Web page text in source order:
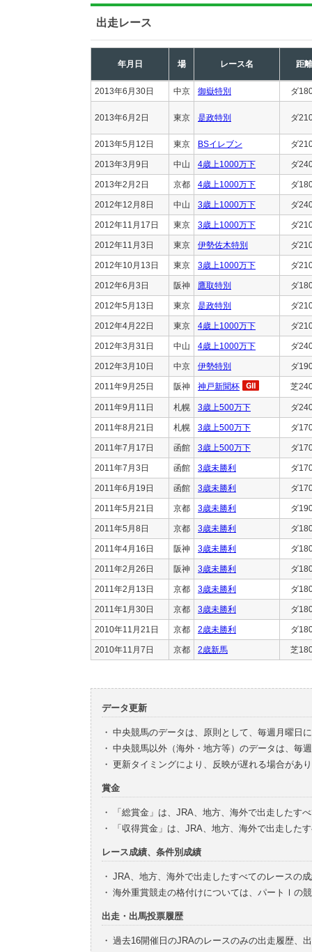
出走レース
年月日 場 レース名 距離
2013年6月30日 中京 御嶽特別 ダ
2013年6月2日 東京 是政特別 ダ
2013年5月12日 東京 BSイレブン ダ
2013年3月9日 中山 4歳上1000万下 ダ
2013年2月2日 京都 4歳上1000万下 ダ
2012年12月8日 中山 3歳上1000万下 ダ
2012年11月17日 東京 3歳上1000万下 ダ
2012年11月3日 東京 伊勢佐木特別 ダ
2012年10月13日 東京 3歳上1000万下 ダ
2012年6月3日 阪神 鷹取特別 ダ
2012年5月13日 東京 是政特別 ダ
2012年4月22日 東京 4歳上1000万下 ダ
2012年3月31日 中山 4歳上1000万下 ダ
2012年3月10日 中京 伊勢特別 ダ
2011年9月25日 阪神 神戸新聞杯 芝
2011年9月11日 札幌 3歳上500万下 ダ
2011年8月21日 札幌 3歳上500万下 ダ
2011年7月17日 函館 3歳上500万下 ダ
2011年7月3日 函館 3歳未勝利 ダ
2011年6月19日 函館 3歳未勝利 ダ
2011年5月21日 京都 3歳未勝利 ダ
2011年5月8日 京都 3歳未勝利 ダ
2011年4月16日 阪神 3歳未勝利 ダ
2011年2月26日 阪神 3歳未勝利 ダ
2011年2月13日 京都 3歳未勝利 ダ
2011年1月30日 京都 3歳未勝利 ダ
2010年11月21日 京都 2歳未勝利 ダ
2010年11月7日 京都 2歳新馬 芝
データ更新
・ 中央競馬のデータは、原則として、毎週月曜日
・ 中央競馬以外（海外・地方等）のデータは、毎
・ 更新タイミングにより、反映が遅れる場合があ
賞金
・
「総賞金」は、JRA、地方、海外で出走したす
・
「収得賞金」は、JRA、地方、海外で出走した
レース成績、条件別成績
・ JRA、地方、海外で出走したすべてのレースの
・ 海外重賞競走の格付けについては、パートⅠの
出走・出馬投票履歴
・ 過去16開催日のJRAのレースのみの出走履歴、